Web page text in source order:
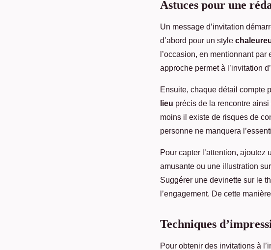
Astuces pour une
Un message d’invitation
d’abord pour un style
l’occasion, en mentionnant
approche permet à l’invitation
Ensuite, chaque détail compte
lieu précis de la rencontre
moins il existe de risques de
personne ne manquera
Pour capter l’attention,
amusante ou une illustration
Suggérer une devinette sur le
l’engagement. De cette
Techniques
Pour obtenir des invitations à